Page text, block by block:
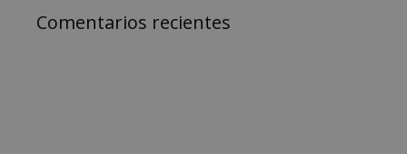
Comentarios recientes